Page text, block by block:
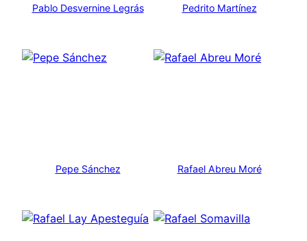
Pablo Desvernine Legrás Pedrito Martínez
Pepe Sánchez Rafael Abreu Moré